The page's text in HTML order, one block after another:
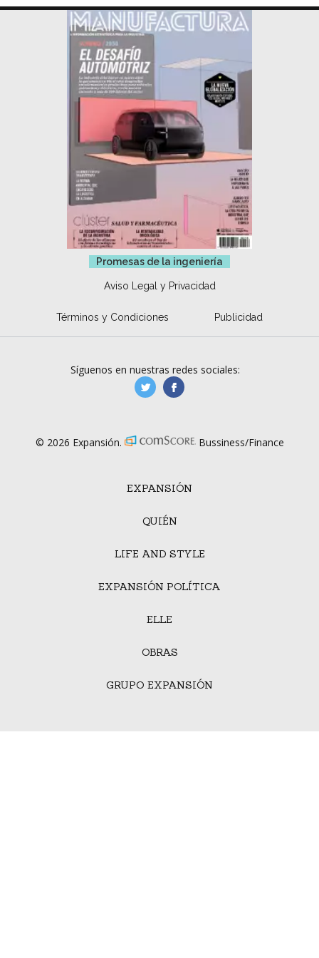
Promesas de la ingeniería
Aviso Legal y Privacidad
Términos y Condiciones Publicidad
EXPANSIÓN
QUIÉN
LIFE AND STYLE
EXPANSIÓN POLÍTICA
ELLE
OBRAS
GRUPO EXPANSIÓN
Síguenos en nuestras redes sociales:
manufacturaGE
© 2026 Expansión. Bussiness/Finance